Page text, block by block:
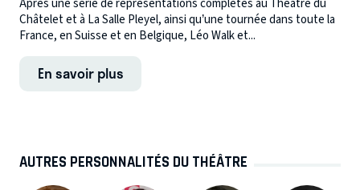
Après une série de représentations complètes au Théâtre du
Châtelet et à La Salle Pleyel, ainsi qu’une tournée dans toute la
France, en Suisse et en Belgique, Léo Walk et...
En savoir plus
AUTRES PERSONNALITÉS DU THÉÂTRE